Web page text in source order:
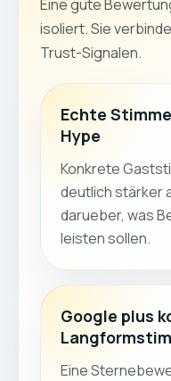
Eine gute
isoliert. Sie
Trust-Signalen.
Echte
Hype
Konkrete
deutlich stärker
darueber, was
leisten sollen.
Google plus
Eine